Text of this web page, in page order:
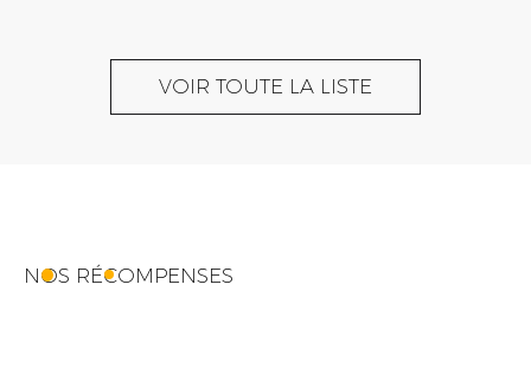
VOIR TOUTE LA LISTE
NOS RÉCOMPENSES